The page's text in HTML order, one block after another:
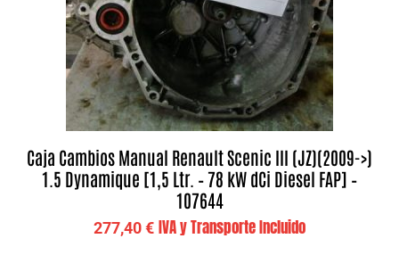
Caja Cambios Manual Renault Scenic III (JZ)(2009->)
1.5 Dynamique [1,5 Ltr. – 78 kW dCi Diesel FAP] –
107644
277,40€ IVA y Transporte Incluido